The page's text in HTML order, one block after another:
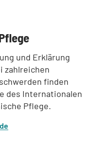
und Erklärung
zahlreichen
finden
des Internationalen
Pflege.